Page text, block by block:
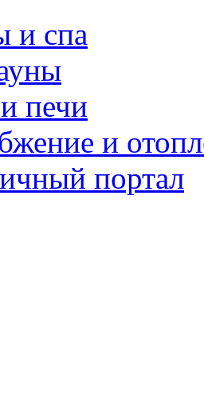
и спа
печи
и
портал